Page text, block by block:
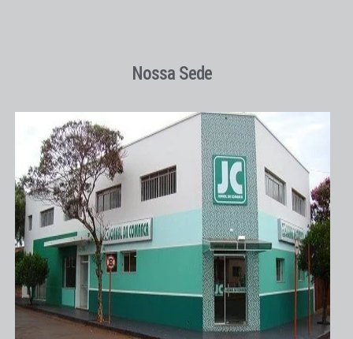
Nossa Sede